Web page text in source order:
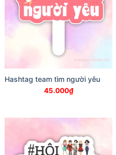
Hashtag team tìm người yêu
45.000₫